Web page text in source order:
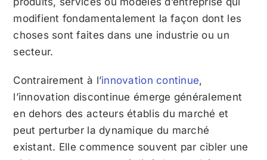
modifient fondamentalement la façon dont les
choses sont faites dans une industrie ou un
secteur.
Contrairement à l’innovation continue,
l’innovation discontinue émerge généralement
en dehors des acteurs établis du marché et
peut perturber la dynamique du marché
existant. Elle commence souvent par cibler une